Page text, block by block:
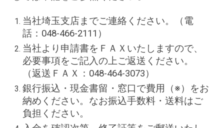
当社埼玉支店までご連絡ください。（電
話：048-466-2111）
当社より申請書をＦＡＸいたしますので、
必要事項をご記入の上ご返送ください。
（返送ＦＡＸ：048-464-3073）
銀行振込・現金書留・窓口で費用（※）をお
納めください。なお振込手数料・送料はご
負担ください。